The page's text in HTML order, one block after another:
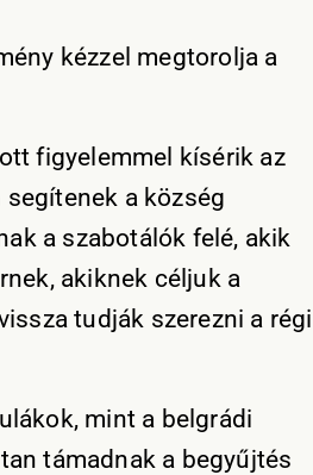
kézzel megtorolja a
figyelemmel kísérik az
a község
a szabotálók felé, akik
akiknek céljuk a
tudják szerezni a régi
mint a belgrádi
támadnak a begyűjtés